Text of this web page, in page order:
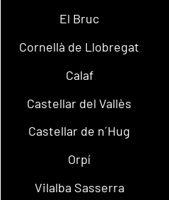
El Bruc
Cornellà de Llobregat
Calaf
Castellar del Vallès
Castellar de n´Hug
Orpí
Vilalba Sasserra